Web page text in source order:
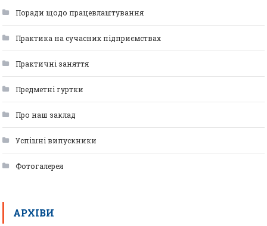
Поради щодо працевлаштування
Практика на сучасних підприємствах
Практичні заняття
Предметні гуртки
Про наш заклад
Успішні випускники
Фотогалерея
АРХІВИ